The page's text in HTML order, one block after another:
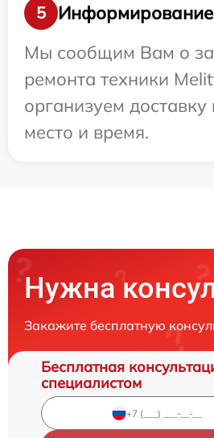
5
Информирование
Мы сообщим Вам о
ремонта техники
организуем доставку
место и время.
Нужна
Закажите бесплатную
Бесплатная
специалистом